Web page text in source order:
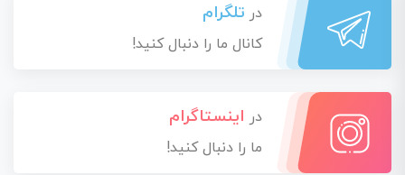
در تلگرام
کانال ما را دنبال کنید!
در اینستاگرام
ما را دنبال کنید!